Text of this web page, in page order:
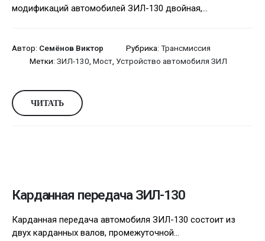
модификаций автомобилей ЗИЛ-130 двойная,...
Автор: Семёнов Виктор Рубрика: Трансмиссия
Метки: ЗИЛ-130, Мост, Устройство автомобиля ЗИЛ
ЧИТАТЬ
Карданная передача ЗИЛ-130
Карданная передача автомобиля ЗИЛ-130 состоит из
двух карданных валов, промежуточной...